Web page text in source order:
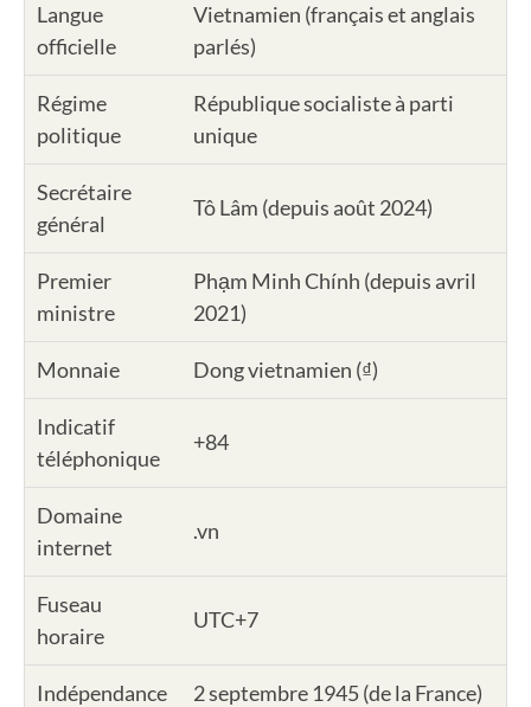
Langue
officielle
Vietnamien (français et anglais
parlés)
Régime
politique
République socialiste à parti
unique
Secrétaire
général
Tô Lâm (depuis août 2024)
Premier
ministre
Phạm Minh Chính (depuis avril
2021)
Monnaie Dong vietnamien (₫)
Indicatif
téléphonique
+84
Domaine
internet
.vn
Fuseau
horaire
UTC+7
Indépendance 2 septembre 1945 (de la France)